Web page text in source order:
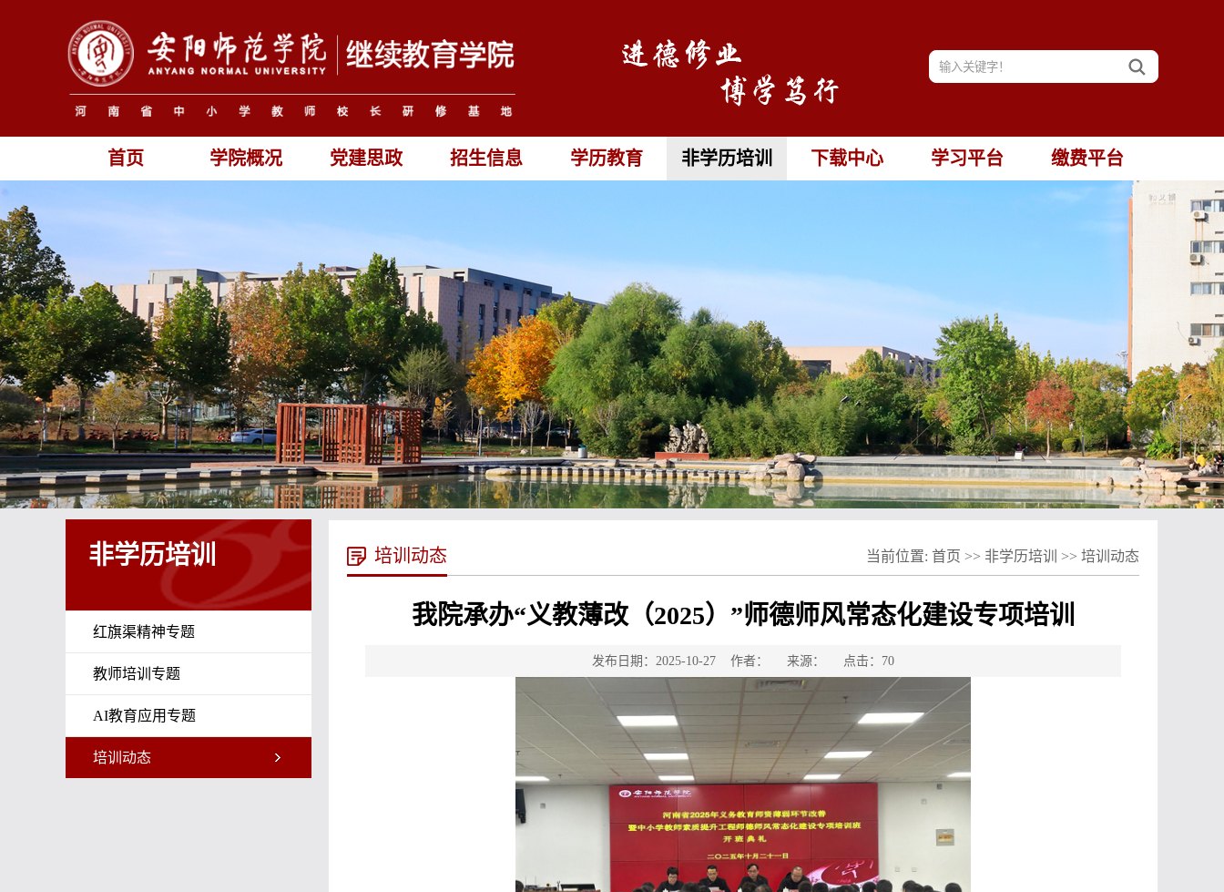
首页 学院概况 党建思政 招生信息 学历教育 非学历培训 下载中心 学习平台 缴费平台
非学历培训
红旗渠精神专题
教师培训专题
AI教育应用专题
培训动态
培训动态 当前位置: 首页 >> 非学历培训 >> 培训动态
我院承办“义教薄改（2025）”师德师风常态化建设专项培训
发布日期：2025-10-27 作者： 来源： 点击： 70